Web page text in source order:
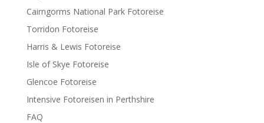
Cairngorms National Park Fotoreise
Torridon Fotoreise
Harris & Lewis Fotoreise
Isle of Skye Fotoreise
Glencoe Fotoreise
Intensive Fotoreisen in Perthshire
FAQ